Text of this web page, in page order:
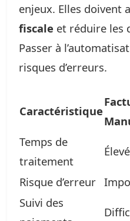
enjeux. Elles doivent
fiscale et réduire les
Passer à
risques d’erreurs.
Caractéristique
Temps de
traitement
Élevé
Risque d’erreur
Suivi des